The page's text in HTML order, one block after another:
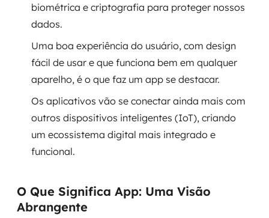
Sustentar operações com eficiência
Sustentação de aplicações
SRE / DevOps
Monitoramento 24x7
Suporte a banco de dados
Billing Cloud
biométrica e criptografia para proteger nossos
dados.
Uma boa experiência do usuário, com design
fácil de usar e que funciona bem em qualquer
aparelho, é o que faz um app se destacar.
Os aplicativos vão se conectar ainda mais com
outros dispositivos inteligentes (IoT), criando
um ecossistema digital mais integrado e
funcional.
O Que Significa App: Uma Visão
Abrangente